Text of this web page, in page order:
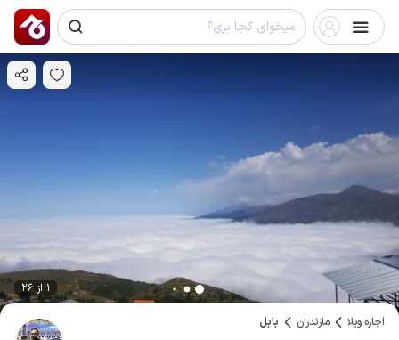
1 از 26
اجاره ویلا مازندران بابل